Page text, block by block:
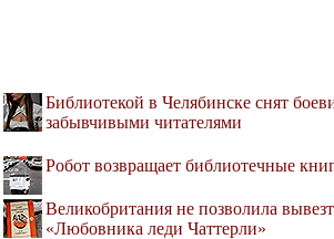
Библиотекой в Челябинске снят
забывчивыми читателями
Робот возвращает библиотечные
Великобритания не позволила
«Любовника леди Чаттерли»